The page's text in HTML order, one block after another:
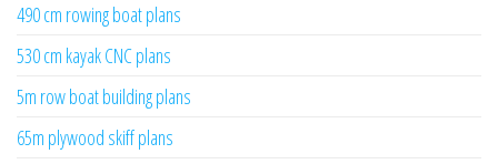
490 cm rowing boat plans
530 cm kayak CNC plans
5m row boat building plans
65m plywood skiff plans